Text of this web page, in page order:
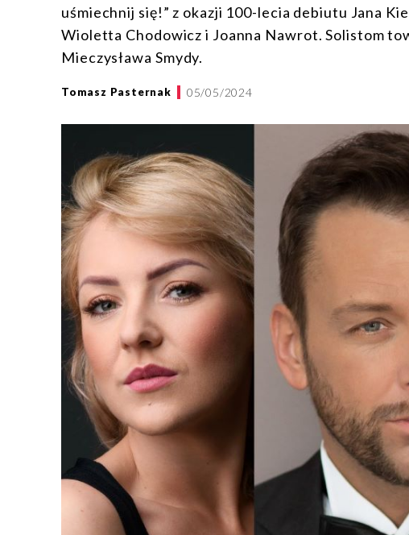
uśmiechnij się!” z okazji 100-lecia debiutu Jana
Wioletta Chodowicz i Joanna Nawrot. Solistom
Mieczysława Smydy.
Tomasz Pasternak 05/05/2024